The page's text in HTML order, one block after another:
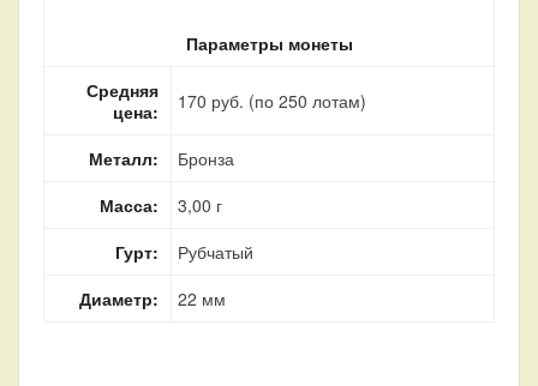
Параметры монеты
Средняя
цена:
170 руб. (по 250 лотам)
Металл:
Бронза
Масса:
3,00 г
Гурт:
Рубчатый
Диаметр:
22 мм